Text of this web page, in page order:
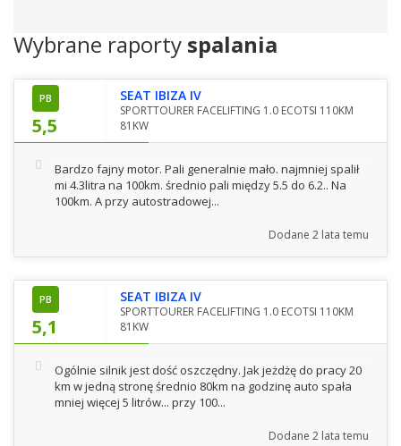
Wybrane raporty spalania
PB
5,5
SEAT IBIZA IV
SPORTTOURER FACELIFTING 1.0 ECOTSI 110KM
81KW
Bardzo fajny motor. Pali generalnie mało. najmniej spalił
mi 4.3litra na 100km. średnio pali między 5.5 do 6.2.. Na
100km. A przy autostradowej...
Dodane 2 lata temu
PB
5,1
SEAT IBIZA IV
SPORTTOURER FACELIFTING 1.0 ECOTSI 110KM
81KW
Ogólnie silnik jest dość oszczędny. Jak jeżdżę do pracy 20
km w jedną stronę średnio 80km na godzinę auto spała
mniej więcej 5 litrów... przy 100...
Dodane 2 lata temu